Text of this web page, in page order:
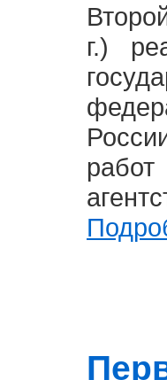
г.)